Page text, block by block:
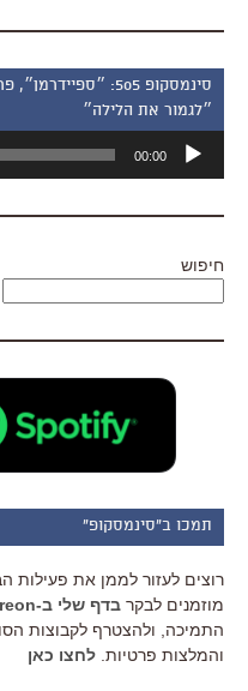
סינמסקופ 505:
״לגמור את הלילה״
אודיו
00:00
חיפוש
תמכו ב"סינמסקופ"
רוצים לעזור לממן את פעילות
מוזמנים לבקר בדף שלי ב-Patreon
התמיכה, ולהצטרף לקבוצות
והמלצות פרטיות. לחצו כאן